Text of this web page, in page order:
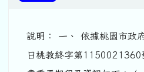
說明： 一、 依據桃園市政
日桃教終字第